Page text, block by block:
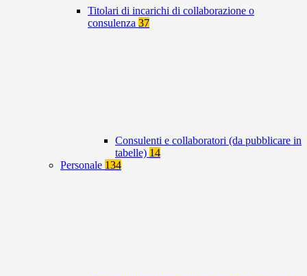
Titolari di incarichi di collaborazione o
consulenza 37
Consulenti e collaboratori (da pubblicare in
tabelle) 14
Personale 134